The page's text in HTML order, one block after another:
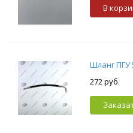
В
Шланг ПГУ
272 руб.